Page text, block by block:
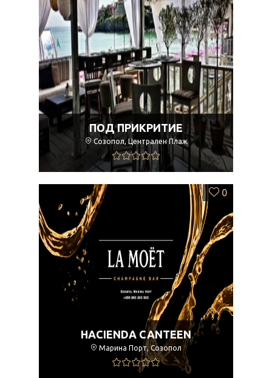
ПОД ПРИКРИТИЕ
Созопол, Централен Плаж
0
HACIENDA CANTEEN
Марина Порт, Созопол